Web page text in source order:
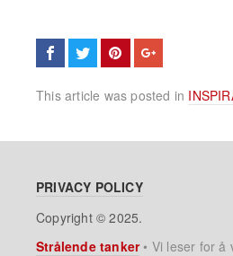
This article was posted in
PRIVACY POLICY
Copyright © 2025.
Strålende tanker• Vi leser for å